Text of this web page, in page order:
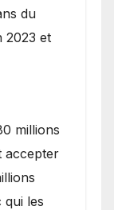
du
2023 et
millions
accepter
qui les